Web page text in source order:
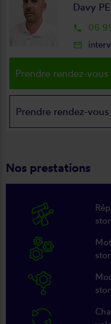
Davy
local_phone 06
mail_outline
Prendre rendez-
Prendre rendez-vous
Nos prestations